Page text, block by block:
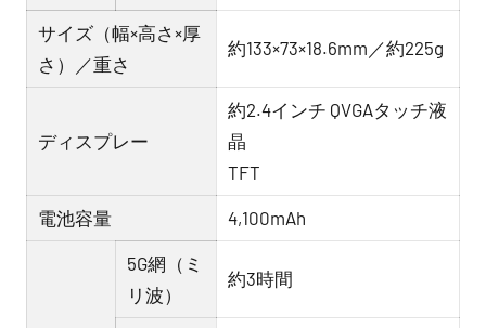
サイズ（幅×高さ×厚
さ）／重さ
約133×73×18.6mm／約225g
ディスプレー
約2.4インチ QVGAタッチ液
晶
TFT
電池容量 4,100mAh
5G網（ミ
リ波）
約3時間